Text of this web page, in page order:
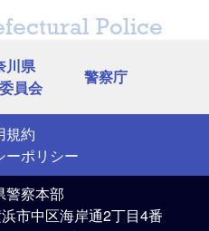
Police
川県
員会
警察庁
規約
ーポリシー
警察本部
市中区海岸通2丁目4番